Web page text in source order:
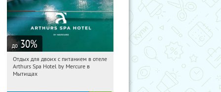
до 30%
06:39:54
Купи первым!
Московская обл., г. Мытищи, д.
Отдых для двоих с питанием в отеле
Arthurs Spa Hotel by Mercure в
Мытищах